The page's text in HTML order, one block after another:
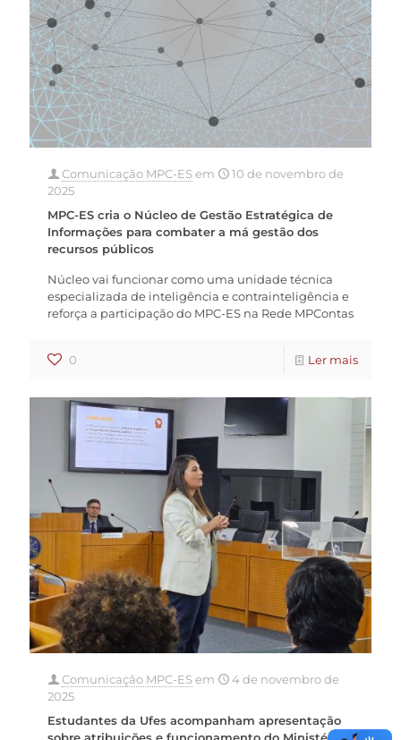
Comunicação MPC-ESem
10 de novembro de
2025
MPC-ES cria o Núcleo de Gestão Estratégica de
Informações para combater a má gestão dos
recursos públicos
Núcleo vai funcionar como uma unidade técnica
especializada de inteligência e contrainteligência e
reforça a participação do MPC-ES na Rede MPContas
0 Ler mais
Comunicação MPC-ESem
4 de novembro de
2025
Estudantes da Ufes acompanham apresentação